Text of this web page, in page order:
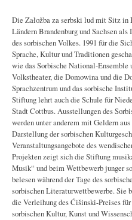
Die Załožba za serbski lud mit Sitz in
Ländern Brandenburg und Sachsen
des sorbischen Volkes. 1991 für die
Sprache, Kultur und Traditionen
wie das Sorbische National-Ensemble
Volkstheater, die Domowina und die
Sprachzentrum und das sorbische
Stiftung lehrt auch die Schule für
Stadt Cottbus. Ausstellungen des
werden unter anderem mit Geldern
Darstellung der sorbischen
Veranstaltungsangebote des
Projekten zeigt sich die Stiftung
Musik“ und beim Wettbewerb junger
belesen während der Tage des
sorbischen Literaturwettbewerbe. Sie
die Verleihung des Ćišinski-Preises
sorbischen Kultur, Kunst und